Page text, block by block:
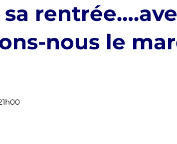
nous le